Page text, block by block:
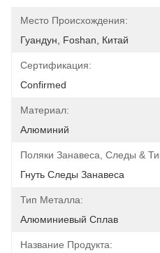
Место Происхождения:
Гуандун, Foshan, Китай
Сертификация:
Confirmed
Материал:
Алюминий
Поляки Занавеса, Следы &
Гнуть Следы Занавеса
Тип Металла:
Алюминиевый Сплав
Название Продукта: